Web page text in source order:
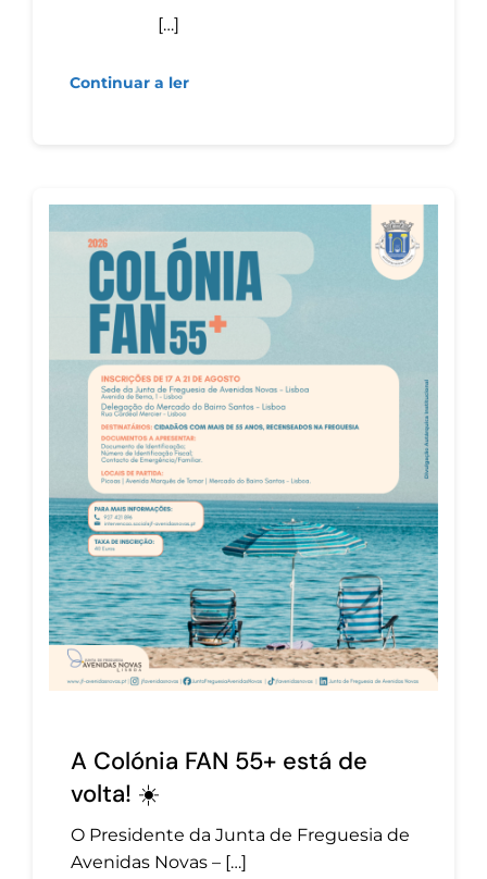
[…]
Continuar a ler
A Colónia FAN 55+ está de
volta! ☀️
O Presidente da Junta de Freguesia de
Avenidas Novas – […]